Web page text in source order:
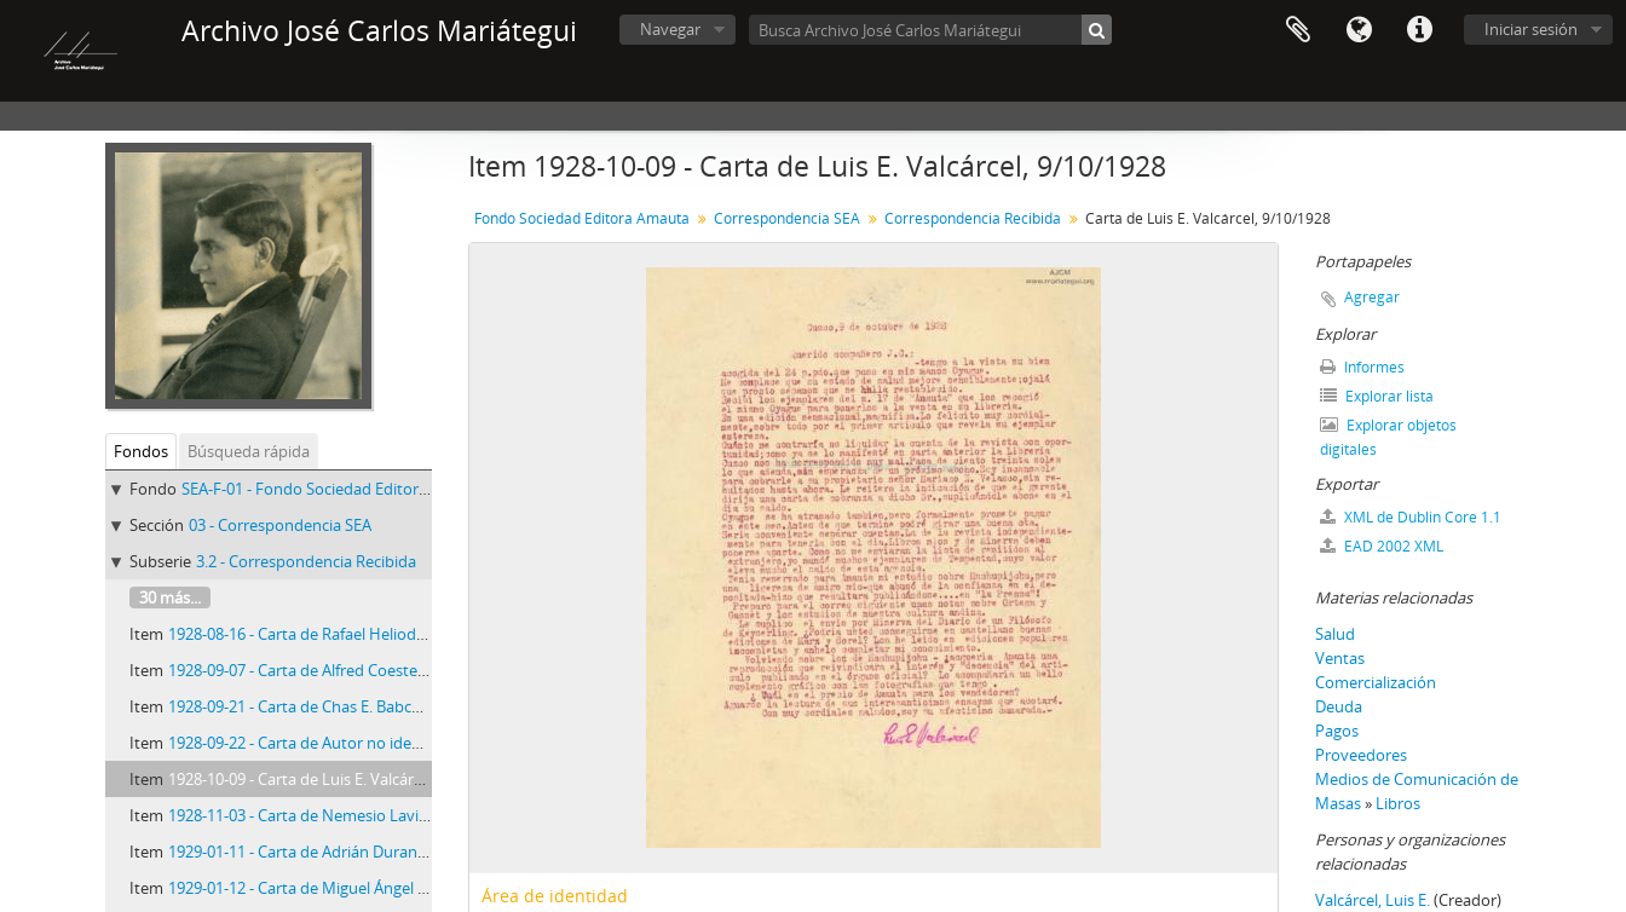
Archivo José Carlos Mariátegui Iniciar sesión
Navegar
Fondos
Búsqueda rápida
Fondo SEA-F-01 - Fondo Sociedad Editora Amauta
Sección 03 - Correspondencia SEA
Subserie 3.2 - Correspondencia Recibida
30 más...
Item 1928-08-16 - Carta de Rafael Heliodoro Valle, 16/8/1928
Item 1928-09-07 - Carta de Alfred Coester, 7/9/1928
Item 1928-09-21 - Carta de Chas E. Babcock, 21/9/1928
Item 1928-09-22 - Carta de Autor no identificado, 22/9/1928
Item 1928-10-09 - Carta de Luis E. Valcárcel, 9/10/1928
Item 1928-11-03 - Carta de Nemesio Lavie, 3/11/1928
Item 1929-01-11 - Carta de Adrián Durant Gonzales, 1929/01/11
Item 1929-01-12 - Carta de Miguel Ángel Urquieta, 12/1/1929
Item 1928-10-09 - Carta de Luis E. Valcárcel, 9/10/1928
Fondo Sociedad Editora Amauta Correspondencia SEA Correspondencia Recibida Carta de Luis E. Valcárcel, 9/10/1928
Área de identidad
Portapapeles
Agregar
Explorar
Informes
Explorar lista
Explorar objetos
digitales
Exportar
XML de Dublin Core 1.1
EAD 2002 XML
Materias relacionadas
Salud
Ventas
Comercialización
Deuda
Pagos
Proveedores
Medios de Comunicación de
Masas» Libros
Personas y organizaciones
relacionadas
Valcárcel, Luis E.(Creador)